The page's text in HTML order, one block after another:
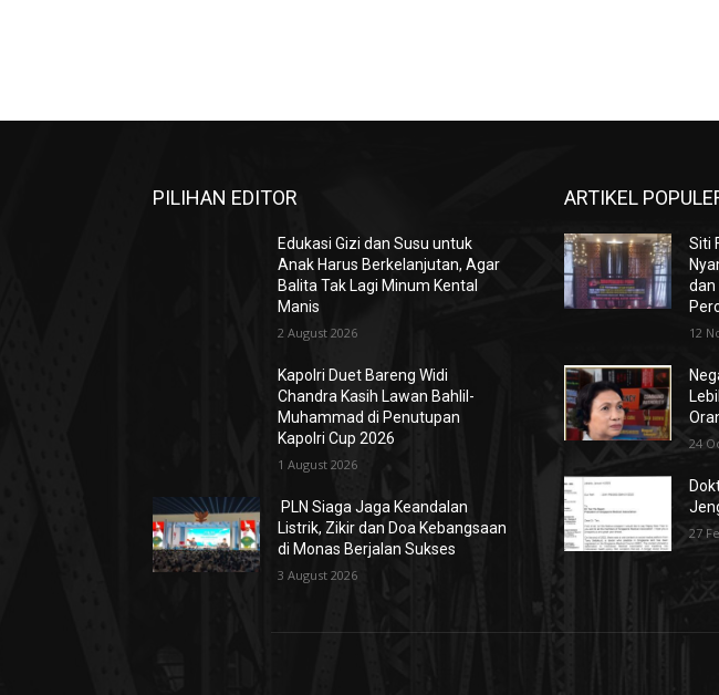
PILIHAN EDITOR
Edukasi Gizi dan Susu untuk
Anak Harus Berkelanjutan, Agar
Balita Tak Lagi Minum Kental
Manis
2 August 2026
Kapolri Duet Bareng Widi
Chandra Kasih Lawan Bahlil-
Muhammad di Penutupan
Kapolri Cup 2026
1 August 2026
PLN Siaga Jaga Keandalan
Listrik, Zikir dan Doa Kebangsaan
di Monas Berjalan Sukses
3 August 2026
ARTIKEL
Siti
dan
12
24
27